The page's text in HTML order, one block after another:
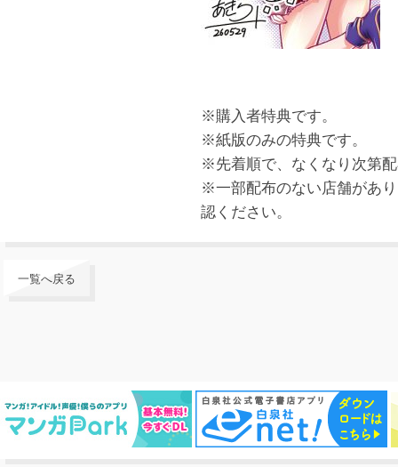
※購入者特典です。
※紙版のみの特典です。
※先着順で、なくなり次第
※一部配布のない店舗があ
認ください。
一覧へ戻る